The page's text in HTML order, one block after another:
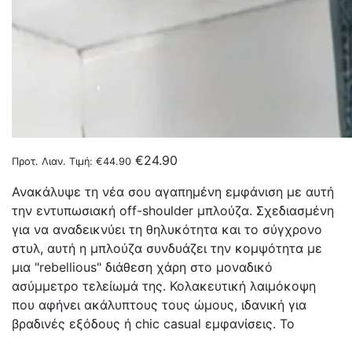
Προτ. Λιαν. Τιμή: €44.90 €24.90
Ανακάλυψε τη νέα σου αγαπημένη εμφάνιση με αυτή
την εντυπωσιακή off-shoulder μπλούζα. Σχεδιασμένη
για να αναδεικνύει τη θηλυκότητα και το σύγχρονο
στυλ, αυτή η μπλούζα συνδυάζει την κομψότητα με
μια "rebellious" διάθεση χάρη στο μοναδικό
ασύμμετρο τελείωμά της. Κολακευτική λαιμόκοψη
που αφήνει ακάλυπτους τους ώμους, ιδανική για
βραδινές εξόδους ή chic casual εμφανίσεις. Το